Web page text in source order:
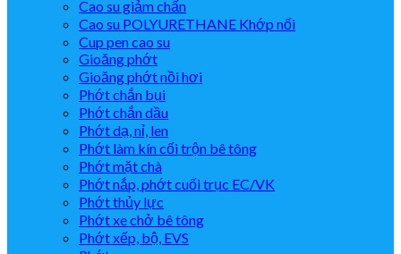
Cao su giảm chấn
Cao su POLYURETHANE Khớp nối
Cup pen cao su
Gioăng phớt
Gioăng phớt nồi hơi
Phớt chắn bụi
Phớt chắn dầu
Phớt dạ, nỉ, len
Phớt làm kín cối trộn bê tông
Phớt mặt chà
Phớt nắp, phớt cuối trục EC/VK
Phớt thủy lực
Phớt xe chở bê tông
Phớt xếp, bộ, EVS